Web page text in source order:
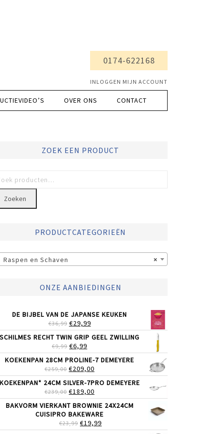
0174-622168
INLOGGEN MIJN ACCOUNT
OVER ONS CONTACT
ZOEK EEN PRODUCT
Zoeken
PRODUCTCATEGORIEËN
×
Raspen en Schaven
ONZE AANBIEDINGEN
DE BIJBEL VAN DE JAPANSE KEUKEN
€36,99 OORSPRONKELIJKE
PRIJS
WAS:
€36,99.
€29,99HUIDIGE
PRIJS
IS:
SCHILMES RECHT TWIN GRIP GEEL ZWILLING
€9,99 OORSPRONKELIJKE
PRIJS
WAS:
€9,99.
€6,99
PRIJS
IS:
€6,99.
KOEKENPAN 28CM PROLINE-7 DEMEYERE
€259,00 OORSPRONKELIJKE
PRIJS
WAS:
€259,00.
€209,00
PRIJS
IS:
€209,00.
KOEKENPAN* 24CM SILVER-7PRO DEMEYERE
€239,00 OORSPRONKELIJKE
PRIJS
WAS:
€239,00.
€189,00
PRIJS
IS:
€189,00.
BAKVORM VIERKANT BROWNIE 24X24CM
CUISIPRO BAKEWARE
€23,99 OORSPRONKELIJKE
PRIJS
€19,99
PRIJS